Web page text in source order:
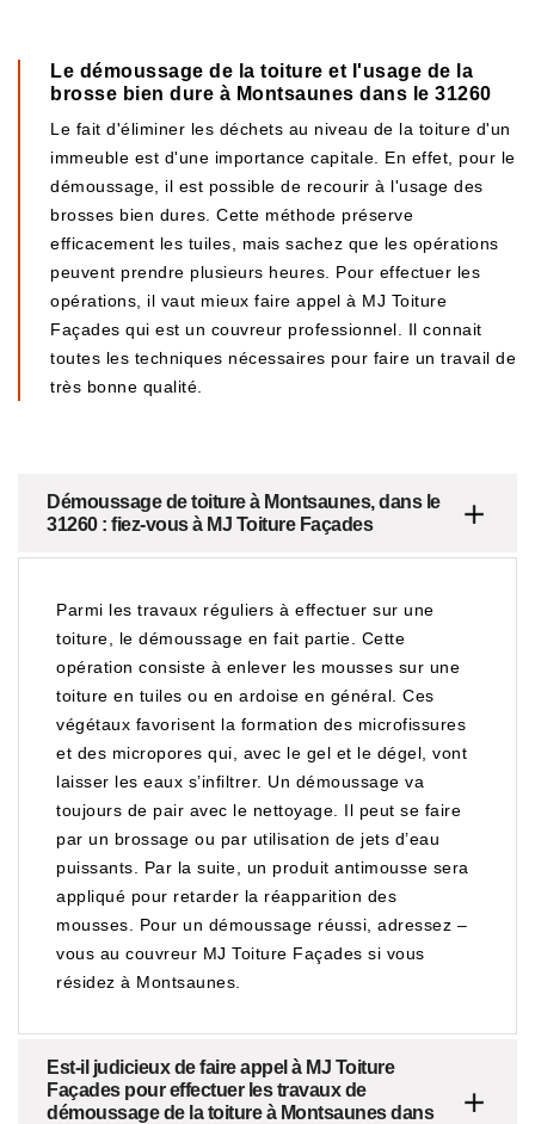
Le démoussage de la toiture et l'usage de la
brosse bien dure à Montsaunes dans le 31260
Le fait d'éliminer les déchets au niveau de la toiture d'un
immeuble est d'une importance capitale. En effet, pour le
démoussage, il est possible de recourir à l'usage des
brosses bien dures. Cette méthode préserve
efficacement les tuiles, mais sachez que les opérations
peuvent prendre plusieurs heures. Pour effectuer les
opérations, il vaut mieux faire appel à MJ Toiture
Façades qui est un couvreur professionnel. Il connait
toutes les techniques nécessaires pour faire un travail de
très bonne qualité.
Démoussage de toiture à Montsaunes, dans le
31260 : fiez-vous à MJ Toiture Façades
Parmi les travaux réguliers à effectuer sur une
toiture, le démoussage en fait partie. Cette
opération consiste à enlever les mousses sur une
toiture en tuiles ou en ardoise en général. Ces
végétaux favorisent la formation des microfissures
et des micropores qui, avec le gel et le dégel, vont
laisser les eaux s’infiltrer. Un démoussage va
toujours de pair avec le nettoyage. Il peut se faire
par un brossage ou par utilisation de jets d’eau
puissants. Par la suite, un produit antimousse sera
appliqué pour retarder la réapparition des
mousses. Pour un démoussage réussi, adressez –
vous au couvreur MJ Toiture Façades si vous
résidez à Montsaunes.
Est-il judicieux de faire appel à MJ Toiture
Façades pour effectuer les travaux de
démoussage de la toiture à Montsaunes dans